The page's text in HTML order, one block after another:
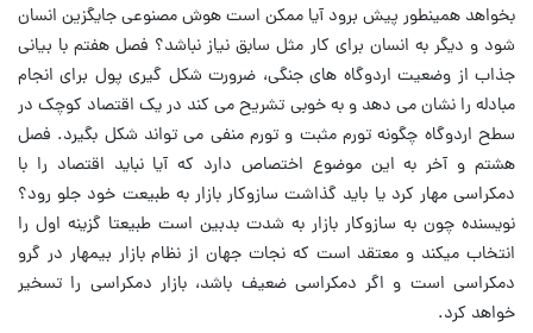
بخواهد همینطور پیش برود آیا ممکن است هوش مصنوعی جایگزین انسان
شود و دیگر به انسان برای کار مثل سابق نیاز نباشد؟ فصل هفتم با بیانی
جذاب از وضعیت اردوگاه های جنگی، ضرورت شکل گیری پول برای انجام
مبادله را نشان می دهد و به خوبی تشریح می کند در یک اقتصاد کوچک در
سطح اردوگاه چگونه تورم مثبت و تورم منفی می تواند شکل بگیرد. فصل
هشتم و آخر به این موضوع اختصاص دارد که آیا نباید اقتصاد را با
دمکراسی مهار کرد یا باید گذاشت سازوکار بازار به طبیعت خود جلو رود؟
نویسنده چون به سازوکار بازار به شدت بدبین است طبیعتا گزینه اول را
انتخاب می‏کند و معتقد است که نجات جهان از نظام بازار بی‏مهار در گرو
دمکراسی است و اگر دمکراسی ضعیف باشد، بازار دمکراسی را تسخیر
خواهد کرد.